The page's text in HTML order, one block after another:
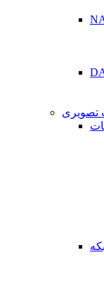
تصویری